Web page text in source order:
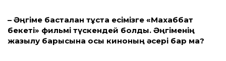
– Әңгіме басталған тұста есімізге «Махаббат
бекеті» фильмі түскендей болды. Әңгіменің
жазылу барысына осы киноның әсері бар ма?